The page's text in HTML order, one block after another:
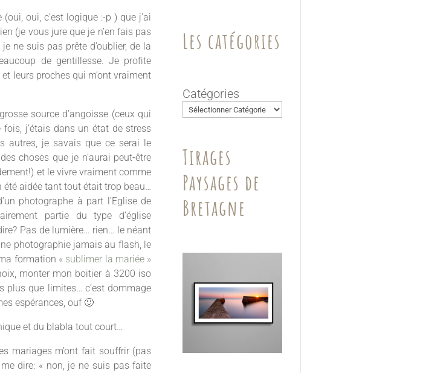
oui, c’est logique :-p ) que j’ai
(je vous jure que je n’en fais pas
ne suis pas prête d’oublier, de la
de gentillesse. Je profite
leurs proches qui m’ont vraiment
source d’angoisse (ceux qui
j’étais dans un état de stress
autres, je savais que ce serai le
choses que je n’aurai peut-être
et le vivre vraiment comme
été aidée tant tout était trop beau…
photographe à part l’Eglise de
partie du type d’église
Pas de lumière… rien… le néant
photographie jamais au flash, le
formation « sublimer la mariée »
monter mon boitier à 3200 iso
plus que limites… c’est dommage
espérances, ouf 🙂
et du blabla tout court…
mariages m’ont fait souffrir (pas
dire: « non, je ne suis pas faite
Les catégories
Catégories
Tirages
Paysages de
Bretagne